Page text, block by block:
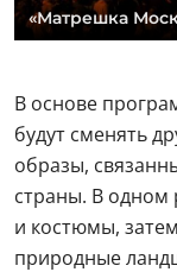
«Матрешка
В основе
будут сменять
образы,
страны. В одном
и костюмы,
природные